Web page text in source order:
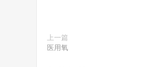
上一篇
医用氧